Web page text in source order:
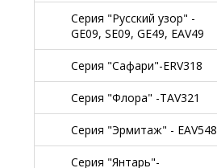
Серия "Русский узор" -
GE09, SE09, GE49, EAV49
Серия "Сафари"-ERV318
Серия "Флора" -TAV321
Серия "Эрмитаж" - EAV548
Серия "Янтарь"-